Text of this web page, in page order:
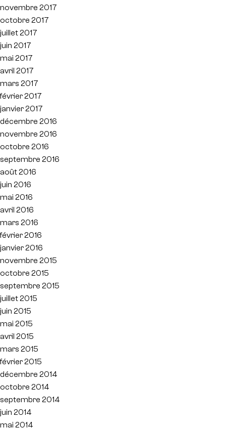
novembre 2017
octobre 2017
juillet 2017
juin 2017
mai 2017
avril 2017
mars 2017
février 2017
janvier 2017
décembre 2016
novembre 2016
octobre 2016
septembre 2016
août 2016
juin 2016
mai 2016
avril 2016
mars 2016
février 2016
janvier 2016
novembre 2015
octobre 2015
septembre 2015
juillet 2015
juin 2015
mai 2015
avril 2015
mars 2015
février 2015
décembre 2014
octobre 2014
septembre 2014
juin 2014
mai 2014